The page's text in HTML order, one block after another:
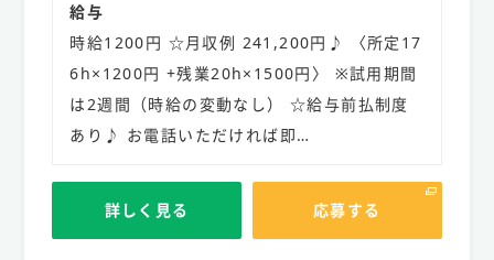
給与
時給1200円 ☆月収例 241,200円♪ 〈所定17
6h×1200円 +残業20h×1500円〉 ※試用期間
は2週間（時給の変動なし） ☆給与前払制度
あり♪ お電話いただければ即…
詳しく見る 応募する